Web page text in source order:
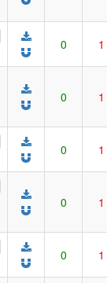
0 1
0 1
0 1
0 1
0 1